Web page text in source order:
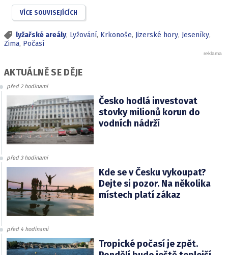
VÍCE SOUVISEJÍCÍCH
lyžařské areály, Lyžování, Krkonoše, Jizerské hory, Jeseníky,
Zima, Počasí
AKTUÁLNĚ SE DĚJE
před 2 hodinami
Česko hodlá investovat
stovky milionů korun do
vodních nádrží
před 3 hodinami
Kde se v Česku vykoupat?
Dejte si pozor. Na několika
místech platí zákaz
před 4 hodinami
Tropické počasí je zpět.